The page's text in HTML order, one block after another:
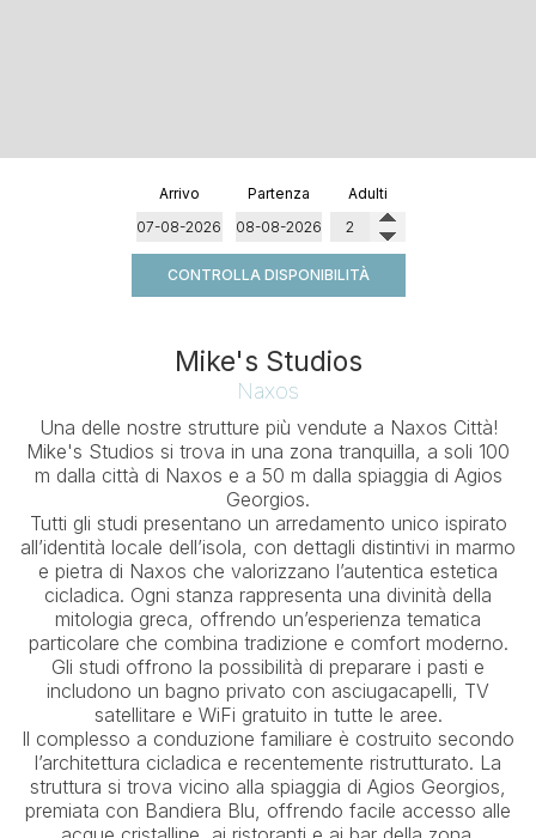
Arrivo Partenza Adulti
CONTROLLA DISPONIBILITÀ
Mike's Studios
Naxos
Una delle nostre strutture più vendute a Naxos Città!
Mike's Studios si trova in una zona tranquilla, a soli 100
m dalla città di Naxos e a 50 m dalla spiaggia di Agios
Georgios.
Tutti gli studi presentano un arredamento unico ispirato
all’identità locale dell’isola, con dettagli distintivi in marmo
e pietra di Naxos che valorizzano l’autentica estetica
cicladica. Ogni stanza rappresenta una divinità della
mitologia greca, offrendo un’esperienza tematica
particolare che combina tradizione e comfort moderno.
Gli studi offrono la possibilità di preparare i pasti e
includono un bagno privato con asciugacapelli, TV
satellitare e WiFi gratuito in tutte le aree.
Il complesso a conduzione familiare è costruito secondo
l’architettura cicladica e recentemente ristrutturato. La
struttura si trova vicino alla spiaggia di Agios Georgios,
premiata con Bandiera Blu, offrendo facile accesso alle